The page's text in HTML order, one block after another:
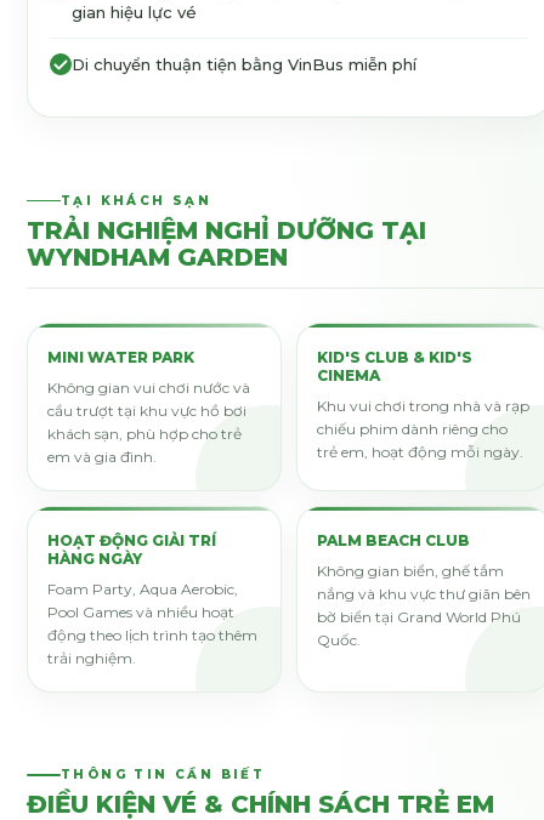
gian hiệu lực vé
Di chuyển thuận tiện bằng VinBus miễn phí
TẠI KHÁCH SẠN
TRẢI NGHIỆM NGHỈ DƯỠNG TẠI
WYNDHAM GARDEN
MINI WATER PARK
Không gian vui chơi nước và
cầu trượt tại khu vực hồ bơi
khách sạn, phù hợp cho trẻ
em và gia đình.
KID'S CLUB & KID'S
CINEMA
Khu vui chơi trong nhà và rạp
chiếu phim dành riêng cho
trẻ em, hoạt động mỗi ngày.
HOẠT ĐỘNG GIẢI TRÍ
HÀNG NGÀY
Foam Party, Aqua Aerobic,
Pool Games và nhiều hoạt
động theo lịch trình tạo thêm
trải nghiệm.
PALM BEACH CLUB
Không gian biển, ghế tắm
nắng và khu vực thư giãn bên
bờ biển tại Grand World Phú
Quốc.
THÔNG TIN CẦN BIẾT
ĐIỀU KIỆN VÉ & CHÍNH SÁCH TRẺ EM